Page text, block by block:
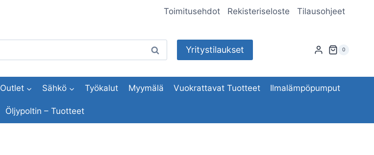
Toimitusehdot Rekisteriseloste Tilausohjeet
Haku Yritystilaukset 0
Outlet Sähkö Työkalut Myymälä Vuokrattavat Tuotteet Ilmalämpöpumput
Öljypoltin – Tuotteet